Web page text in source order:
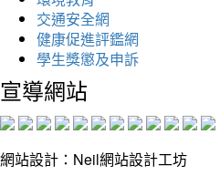
交通安全網
健康促進評鑑網
學生獎懲及申訴
宣導網站
網站設計：Neil網站設計工坊